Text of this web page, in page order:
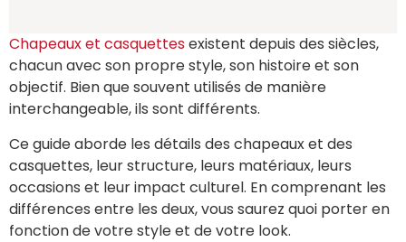
Chapeaux et casquettesexistent depuis des siècles,
chacun avec son propre style, son histoire et son
objectif. Bien que souvent utilisés de manière
interchangeable, ils sont différents.
Ce guide aborde les détails des chapeaux et des
casquettes, leur structure, leurs matériaux, leurs
occasions et leur impact culturel. En comprenant les
différences entre les deux, vous saurez quoi porter en
fonction de votre style et de votre look.